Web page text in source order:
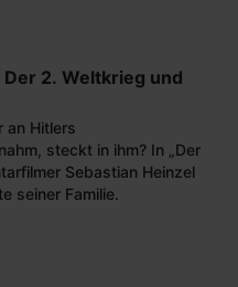
Der 2. Weltkrieg und
an Hitlers
steckt in ihm? In „Der
Sebastian Heinzel
seiner Familie.